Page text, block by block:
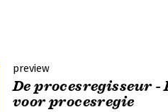
wyber en het P-kompas. In
preview
De procesregisseur -
voor procesregie